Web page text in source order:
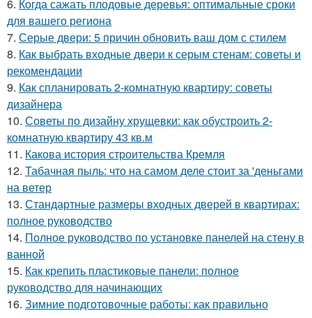
6. Когда сажать плодовые деревья: оптимальные сроки
для вашего региона
7. Серые двери: 5 причин обновить ваш дом с стилем
8. Как выбрать входные двери к серым стенам: советы и
рекомендации
9. Как спланировать 2-комнатную квартиру: советы
дизайнера
10. Советы по дизайну хрущевки: как обустроить 2-
комнатную квартиру 43 кв.м
11. Какова история строительства Кремля
12. Табачная пыль: что на самом деле стоит за 'деньгами
на ветер
13. Стандартные размеры входных дверей в квартирах:
полное руководство
14. Полное руководство по установке панелей на стену в
ванной
15. Как крепить пластиковые панели: полное
руководство для начинающих
16. Зимние подготовочные работы: как правильно